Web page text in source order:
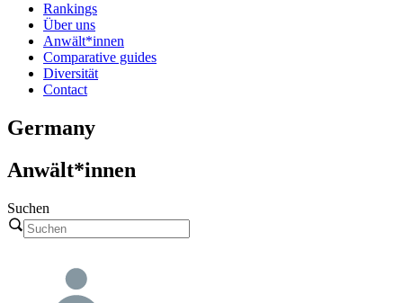
Rankings
Über uns
Anwält*innen
Comparative guides
Diversität
Contact
Germany
Anwält*innen
Suchen